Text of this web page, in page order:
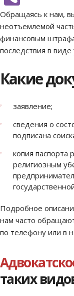
Обращаясь к нам,
неотъемлемой
финансовым
последствия в виде
Какие
заявление;
сведения о
подписана
копия паспорта
религиозным
Подробное
нам часто
по телефону или в
таких
Viber